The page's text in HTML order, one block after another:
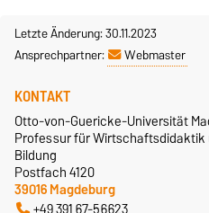
Letzte Änderung: 30.11.2023
Ansprechpartner:
Webmaster
KONTAKT
Otto-von-Guericke-Universität
Professur für
Bildung
Postfach 4120
39016 Magdeburg